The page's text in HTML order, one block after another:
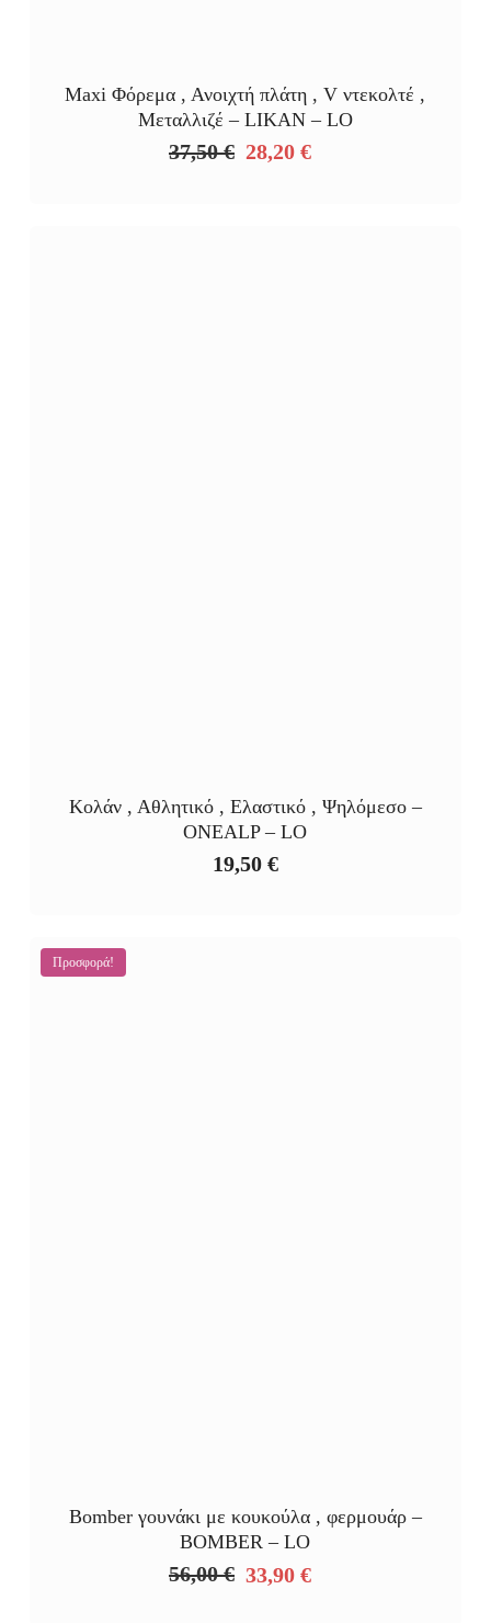
Maxi Φόρεμα , Ανοιχτή πλάτη , V ντεκολτέ ,
Μεταλλιζέ – LIKAN – LO
37,50€ Original
28,20 €
Η
Κολάν , Αθλητικό , Ελαστικό , Ψηλόμεσο –
ONEALP – LO
19,50 €
Προσφορά!
Bomber γουνάκι με κουκούλα , φερμουάρ –
BOMBER – LO
56,00€ Original
33,90 €
Η